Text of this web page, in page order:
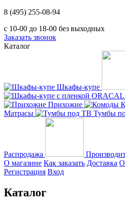
8 (495) 255-08-94
с 10-00 до 18-00 без выходных
Заказать звонок
Каталог
Шкафы-купе
Прихожие
Матрасы
Тумбы
Распродажа
О магазине Как заказать Доставка
Регистрация Вход
Каталог